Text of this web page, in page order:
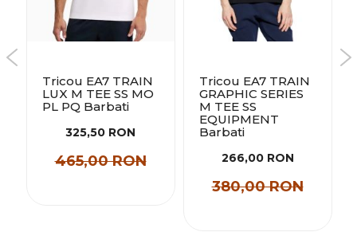
Tricou EA7 TRAIN
LUX M TEE SS MO
PL PQ Barbati
325,50 RON
465,00 RON
Tricou EA7 TRAIN
GRAPHIC SERIES
M TEE SS
EQUIPMENT
Barbati
266,00 RON
380,00 RON